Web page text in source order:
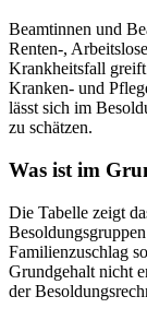
Beamtinnen und
Renten-,
Krankheitsfall
Kranken- und
lässt sich im
zu schätzen.
Was ist im
Die Tabelle zeigt
Familienzuschlag
Grundgehalt nicht
der